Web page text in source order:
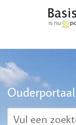
Ouderportaal